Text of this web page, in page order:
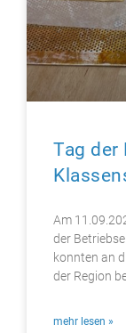
Tag der
Am
der
konnten an
der Region
mehr lesen »